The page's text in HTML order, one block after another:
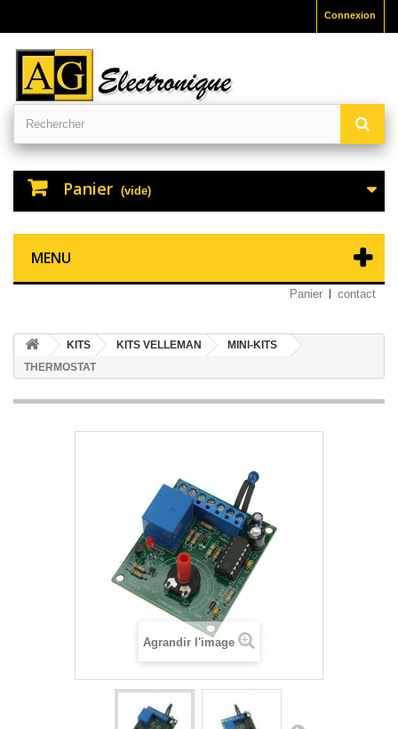
Connexion
Panier (vide)
MENU
Panier contact
KITS KITS VELLEMAN
MINI-KITS
THERMOSTAT
Agrandir l'image